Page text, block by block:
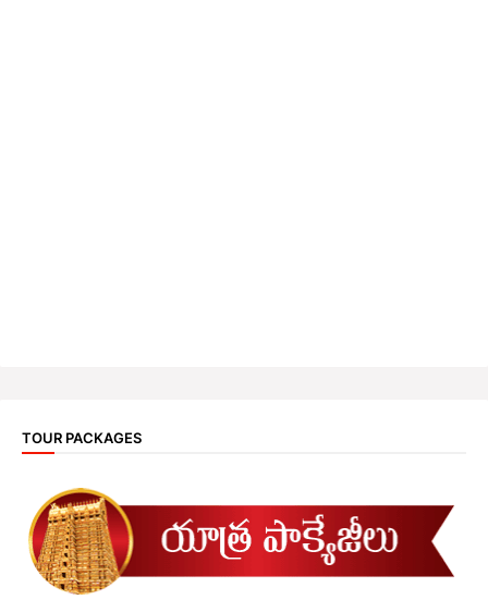
TOUR PACKAGES